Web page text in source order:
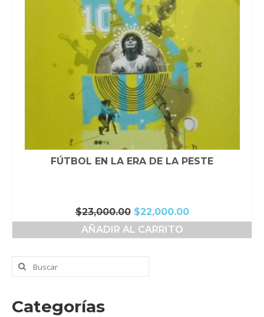
FÚTBOL EN LA ERA DE LA PESTE
$23,000.00 El
precio
original
$23,000.00.
$22,000.00El
precio
AÑADIR AL CARRITO
Buscar
por:
Categorías